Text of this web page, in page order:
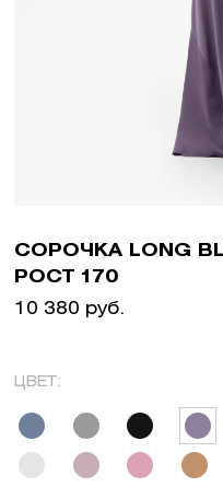
СОРОЧКА LONG
РОСТ 170
10 380 руб.
ЦВЕТ: